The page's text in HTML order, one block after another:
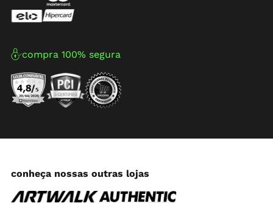
compra 100% segura
conheça nossas outras lojas